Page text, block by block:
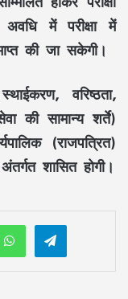
अवधि में परीक्षा में
की जा सकेगी।
वरिष्ठता,
की सामान्य शर्ते)
(राजपत्रित)
शासित होगी।
WhatsAppTelegram